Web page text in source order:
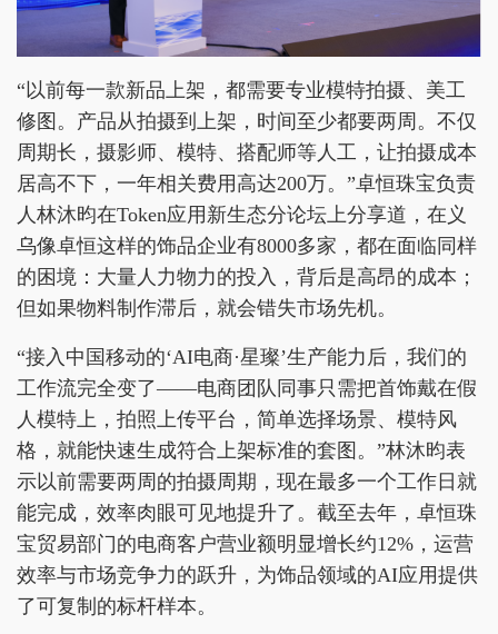
“以前每一款新品上架，都需要专业模特拍摄、美工
修图。产品从拍摄到上架，时间至少都要两周。不仅
周期长，摄影师、模特、搭配师等人工，让拍摄成本
居高不下，一年相关费用高达200万。”卓恒珠宝负责
人林沐昀在Token应用新生态分论坛上分享道，在义
乌像卓恒这样的饰品企业有8000多家，都在面临同样
的困境：大量人力物力的投入，背后是高昂的成本；
但如果物料制作滞后，就会错失市场先机。
“接入中国移动的‘AI电商·星璨’生产能力后，我们的
工作流完全变了——电商团队同事只需把首饰戴在假
人模特上，拍照上传平台，简单选择场景、模特风
格，就能快速生成符合上架标准的套图。”林沐昀表
示以前需要两周的拍摄周期，现在最多一个工作日就
能完成，效率肉眼可见地提升了。截至去年，卓恒珠
宝贸易部门的电商客户营业额明显增长约12%，运营
效率与市场竞争力的跃升，为饰品领域的AI应用提供
了可复制的标杆样本。